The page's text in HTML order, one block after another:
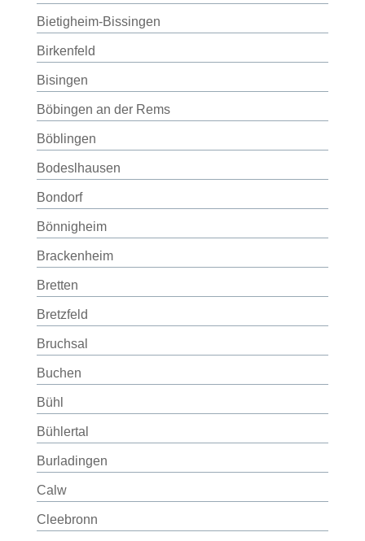
Bietigheim-Bissingen
Birkenfeld
Bisingen
Böbingen an der Rems
Böblingen
Bodeslhausen
Bondorf
Bönnigheim
Brackenheim
Bretten
Bretzfeld
Bruchsal
Buchen
Bühl
Bühlertal
Burladingen
Calw
Cleebronn